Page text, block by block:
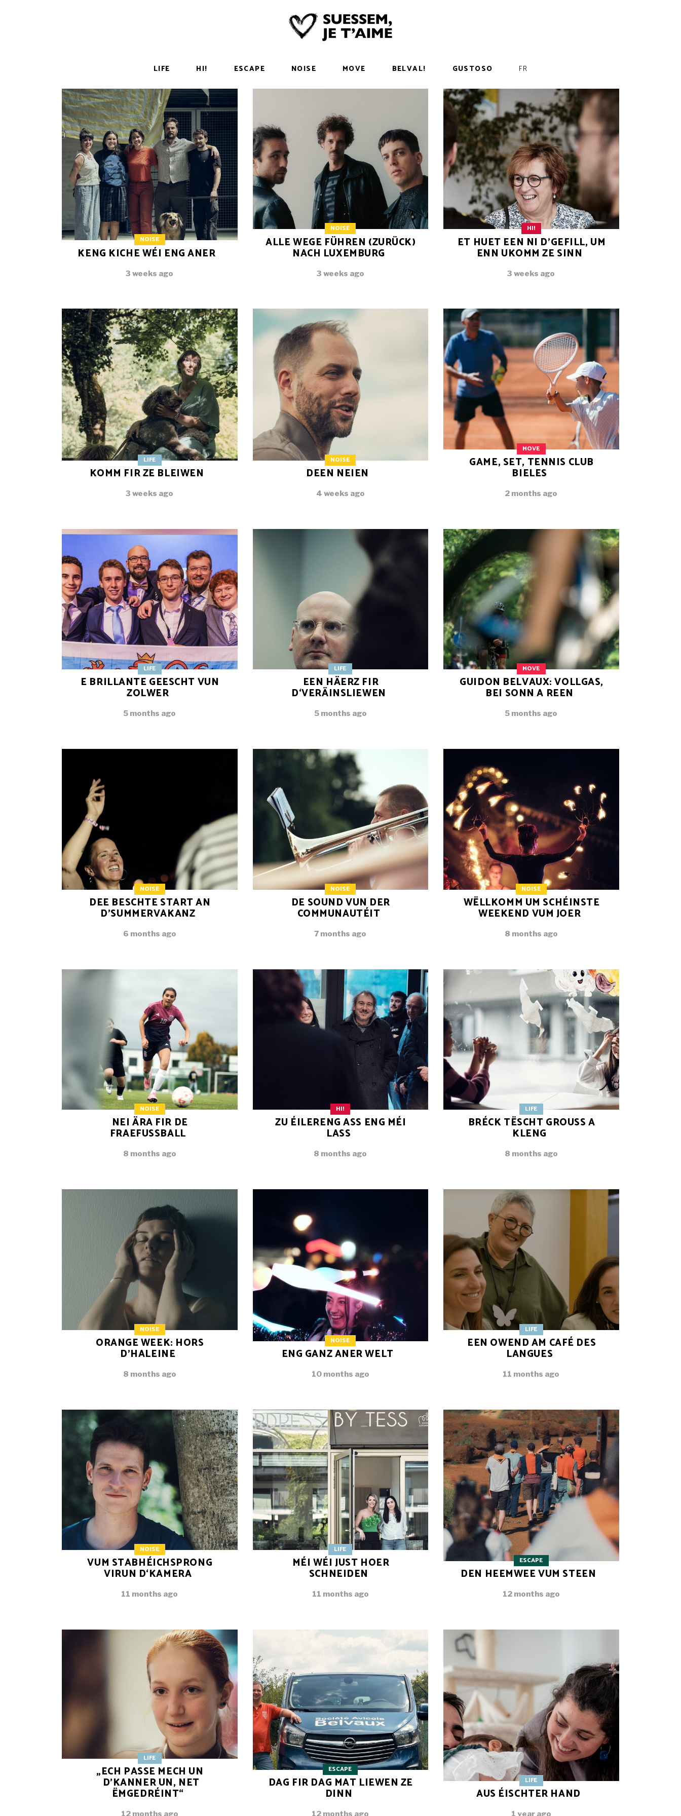
LIFE HI! ESCAPE NOISE MOVE BELVAL! GUSTOSO FR
NOISE
KENG KICHE WÉI ENG ANER
3 weeks ago
NOISE
ALLE WEGE FÜHREN (ZURÜCK)
NACH LUXEMBURG
3 weeks ago
HI!
ET HUET EEN NI D’GEFILL, UM
ENN UKOMM ZE SINN
3 weeks ago
LIFE
KOMM FIR ZE BLEIWEN
3 weeks ago
NOISE
DEEN NEIEN
4 weeks ago
MOVE
GAME, SET, TENNIS CLUB
BIELES
2 months ago
LIFE
E BRILLANTE GEESCHT VUN
ZOLWER
5 months ago
LIFE
EEN HÄERZ FIR
D‘VERÄINSLIEWEN
5 months ago
MOVE
GUIDON BELVAUX: VOLLGAS,
BEI SONN A REEN
5 months ago
NOISE
DEE BESCHTE START AN
D’SUMMERVAKANZ
6 months ago
NOISE
DE SOUND VUN DER
COMMUNAUTÉIT
7 months ago
NOISE
WËLLKOMM UM SCHÉINSTE
WEEKEND VUM JOER
8 months ago
NOISE
NEI ÄRA FIR DE
FRAEFUSSBALL
8 months ago
HI!
ZU ÉILERENG ASS ENG MÉI
LASS
8 months ago
LIFE
BRÉCK TËSCHT GROUSS A
KLENG
8 months ago
NOISE
ORANGE WEEK: HORS
D’HALEINE
8 months ago
NOISE
ENG GANZ ANER WELT
10 months ago
LIFE
EEN OWEND AM CAFÉ DES
LANGUES
11 months ago
NOISE
VUM STABHÉICHSPRONG
VIRUN D‘KAMERA
11 months ago
LIFE
MÉI WÉI JUST HOER
SCHNEIDEN
11 months ago
ESCAPE
DEN HEEMWEE VUM STEEN
12 months ago
LIFE
„ECH PASSE MECH UN
D’KANNER UN, NET
ËMGEDRÉINT“
ESCAPE
DAG FIR DAG MAT LIEWEN ZE
DINN
LIFE
AUS ÉISCHTER HAND